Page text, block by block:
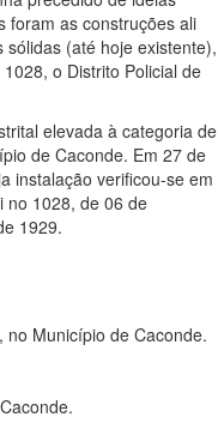
foram as construções ali
(até hoje existente),
o Distrito Policial de
elevada à categoria de
de Caconde. Em 27 de
instalação verificou-se em
no 1028, de 06 de
1929.
Município de Caconde.